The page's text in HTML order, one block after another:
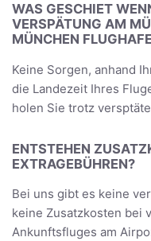
WAS GESCHIET
VERSPÄTUNG AM
MÜNCHEN
Keine Sorgen, anhand
die Landezeit Ihres
holen Sie trotz
ENTSTEHEN
EXTRAGEBÜHREN?
Bei uns gibt es keine
keine Zusatzkosten bei
Ankunftsfluges am